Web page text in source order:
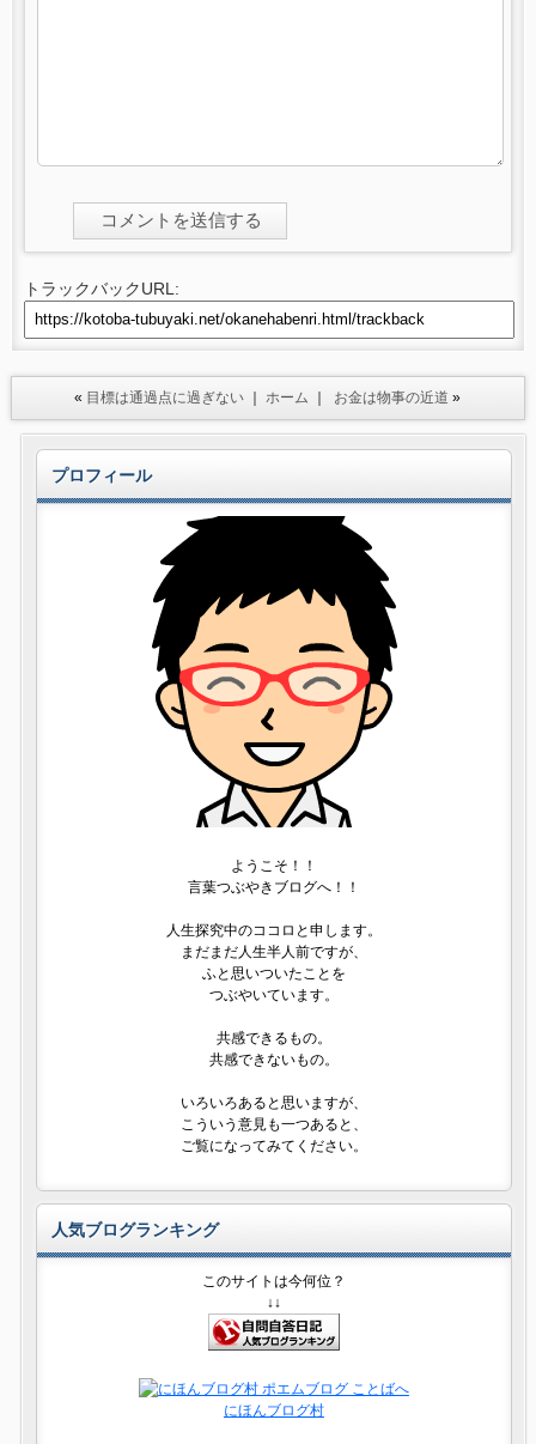
トラックバックURL:
« 目標は通過点に過ぎない ｜ホーム お金は物事の近道 »
プロフィール
ようこそ！！
言葉つぶやきブログへ！！
人生探究中のココロと申します。
まだまだ人生半人前ですが、
ふと思いついたことを
つぶやいています。
共感できるもの。
共感できないもの。
いろいろあると思いますが、
こういう意見も一つあると、
ご覧になってみてください。
人気ブログランキング
このサイトは今何位？
↓↓
にほんブログ村